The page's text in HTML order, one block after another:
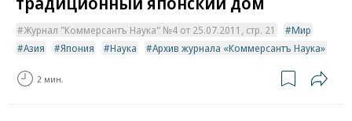
Журнал "Коммерсантъ Наука" №4 от 25.07.2011, стр. 21
Мир
Азия
Япония Наука Архив журнала «Коммерсантъ Наука»
2 мин.